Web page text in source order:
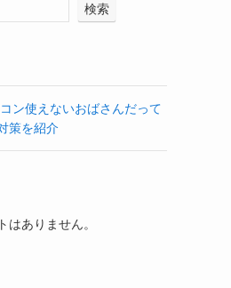
検索
ン使えないおばさんだって
策を紹介
はありません。